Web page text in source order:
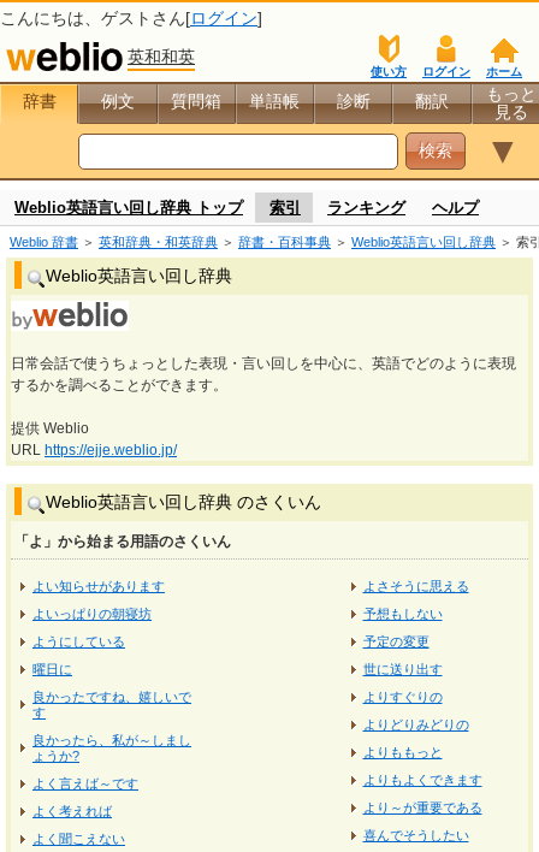
こんにちは、 ゲスト さん[ログイン]
英和和英
ホーム
ログイン
使い方
辞書 例文 質問箱 単語帳 診断 翻訳
もっと
見る
▼
Weblio英語言い回し辞典 トップ 索引 ランキング ヘルプ
Weblio 辞書 ＞ 英和辞典・和英辞典 ＞ 辞書・百科事典 ＞ Weblio英語言い回し辞典 ＞ 索
Weblio英語言い回し辞典
日常会話で使うちょっとした表現・言い回しを中心に、英語でどのように表現
するかを調べることができます。
提供 Weblio
URL https://ejje.weblio.jp/
Weblio英語言い回し辞典 のさくいん
「よ」から始まる用語のさくいん
よい知らせがあります
よいっぱりの朝寝坊
ようにしている
曜日に
良かったですね、嬉しいで
す
良かったら、私が～しまし
ょうか?
よく言えば～です
よく考えれば
よく聞こえない
よさそうに思える
予想もしない
予定の変更
世に送り出す
よりすぐりの
よりどりみどりの
よりももっと
よりもよくできます
より～が重要である
喜んでそうしたい